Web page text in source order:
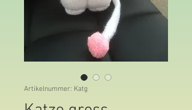
Artikelnummer: Katg